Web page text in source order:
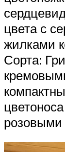
цвета с
жилками
Сорта:
розовыми